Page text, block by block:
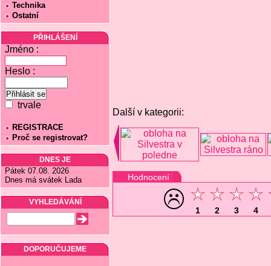
Technika
Ostatní
PŘIHLÁŠENÍ
Jméno :
Heslo :
trvale
REGISTRACE
Proč se registrovat?
DNES JE
Pátek 07.08. 2026
Dnes má svátek Lada
VYHLEDÁVÁNÍ
DOPORUČUJEME
Další v kategorii:
Hodnocení
1 2 3 4